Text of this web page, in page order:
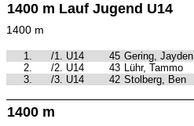
1400 m Lauf Jugend U14
1400 m
1. /1. U14 45 Gering, Jayden
2.
/2. U14 43 Lühr, Tammo
3.
/3. U14 42 Stolberg, Ben
1400 m